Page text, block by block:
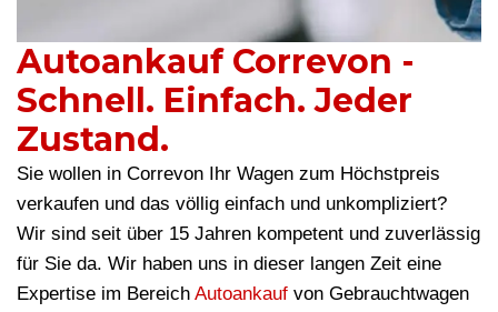
Autoankauf Correvon -
Schnell. Einfach. Jeder
Zustand.
Sie wollen in Correvon Ihr Wagen zum Höchstpreis
verkaufen und das völlig einfach und unkompliziert?
Wir sind seit über 15 Jahren kompetent und zuverlässig
für Sie da. Wir haben uns in dieser langen Zeit eine
Expertise im Bereich Autoankauf von Gebrauchtwagen